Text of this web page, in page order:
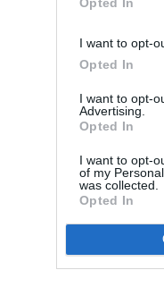
I want to opt-
Opted In
I want to opt-
Advertising.
Opted In
I want to opt-
of my
was collected.
Opted In